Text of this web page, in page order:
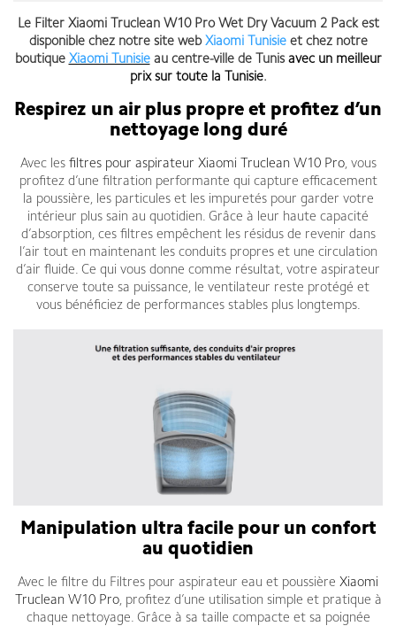
Le Filter Xiaomi Truclean W10 Pro Wet Dry Vacuum 2 Pack est
disponible chez notre site web Xiaomi Tunisieet chez notre
boutique Xiaomi Tunisieau centre-ville de Tunis avec un meilleur
prix sur toute la Tunisie.
Respirez un air plus propre et profitez d’un
nettoyage long duré
Avec les filtres pour aspirateur Xiaomi Truclean W10 Pro, vous
profitez d’une filtration performante qui capture efficacement
la poussière, les particules et les impuretés pour garder votre
intérieur plus sain au quotidien. Grâce à leur haute capacité
d’absorption, ces filtres empêchent les résidus de revenir dans
l’air tout en maintenant les conduits propres et une circulation
d’air fluide. Ce qui vous donne comme résultat, votre aspirateur
conserve toute sa puissance, le ventilateur reste protégé et
vous bénéficiez de performances stables plus longtemps.
Manipulation ultra facile pour un confort
au quotidien
Avec le filtre du Filtres pour aspirateur eau et poussière Xiaomi
Truclean W10 Pro, profitez d’une utilisation simple et pratique à
chaque nettoyage. Grâce à sa taille compacte et sa poignée